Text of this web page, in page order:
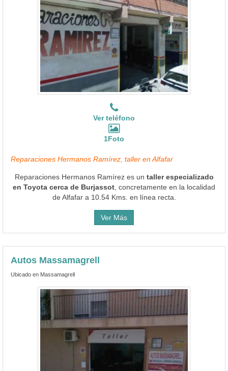
Ver teléfono
1Foto
Reparaciones Hermanos Ramírez, taller en Alfafar
Reparaciones Hermanos Ramírez es un taller especializado
en Toyota cerca de Burjassot , concretamente en la localidad
de Alfafar a 10.54 Kms. en línea recta.
Ver Más
Autos Massamagrell
Ubicado en Massamagrell